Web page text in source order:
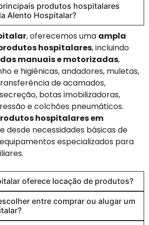
produtos hospitalares
Alento Hospitalar?
, oferecemos uma ampla
hospitalares, incluindo
manuais e motorizadas,
e higiênicas, andadores, muletas,
de acamados,
botas imobilizadoras,
e colchões pneumáticos.
hospitalares em
desde necessidades básicas de
especializados para
oferece locação de produtos?
entre comprar ou alugar um